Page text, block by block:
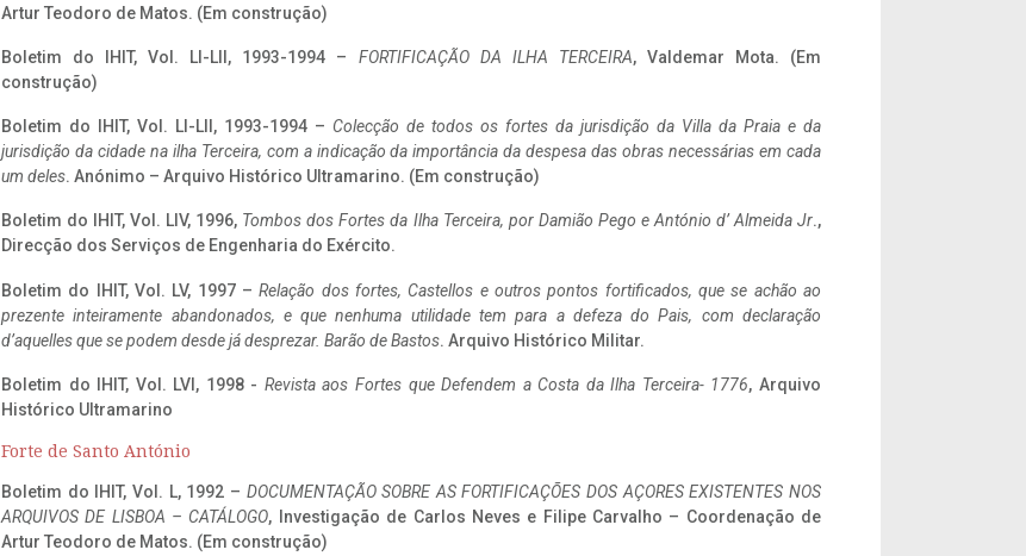
Artur Teodoro de Matos. (Em construção)
Boletim do IHIT, Vol. LI-LII, 1993-1994 – FORTIFICAÇÃO DA ILHA TERCEIRA, Valdemar Mota. (Em
construção)
Boletim do IHIT, Vol. LI-LII, 1993-1994 – Colecção de todos os fortes da jurisdição da Villa da Praia e da
jurisdição da cidade na ilha Terceira, com a indicação da importância da despesa das obras necessárias em cada
um deles. Anónimo – Arquivo Histórico Ultramarino. (Em construção)
Boletim do IHIT, Vol. LIV, 1996, Tombos dos Fortes da Ilha Terceira, por Damião Pego e António d’ Almeida Jr.,
Direcção dos Serviços de Engenharia do Exército.
Boletim do IHIT, Vol. LV, 1997 –Relação dos fortes, Castellos e outros pontos fortificados, que se achão ao
prezente inteiramente abandonados, e que nenhuma utilidade tem para a defeza do Pais, com declaração
d’aquelles que se podem desde já desprezar. Barão de Bastos. Arquivo Histórico Militar.
Boletim do IHIT, Vol. LVI, 1998 - Revista aos Fortes que Defendem a Costa da Ilha Terceira- 1776, Arquivo
Histórico Ultramarino
Forte de Santo António
Boletim do IHIT, Vol. L, 1992 – DOCUMENTAÇÃO SOBRE AS FORTIFICAÇÕES DOS AÇORES EXISTENTES NOS
ARQUIVOS DE LISBOA – CATÁLOGO, Investigação de Carlos Neves e Filipe Carvalho – Coordenação de
Artur Teodoro de Matos. (Em construção)